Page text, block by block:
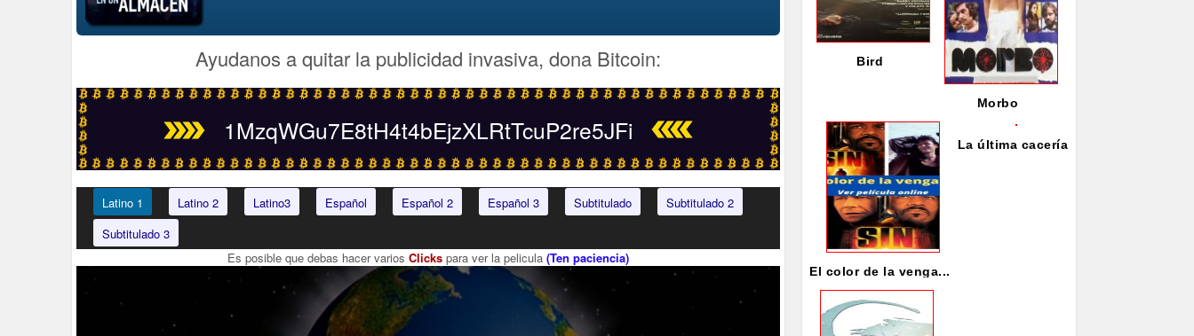
Ayudanos a quitar la publicidad invasiva, dona Bitcoin:
1MzqWGu7E8tH4t4bEjzXLRtTcuP2re5JFi
Latino 1 Latino 2 Latino3 Español Español 2 Español 3 Subtitulado
Subtitulado 2
Subtitulado 3
Es posible que debas hacer varios Clickspara ver la pelicula (Ten paciencia)
Bird
Morbo
El color de la venga...
La última cacería